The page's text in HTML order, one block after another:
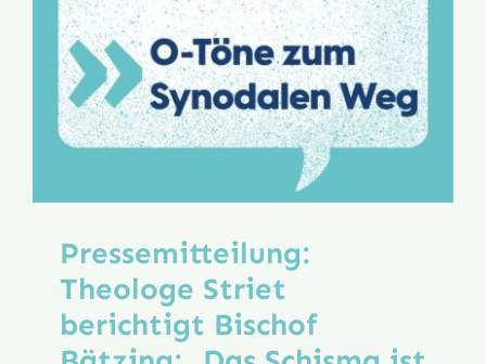
Pressemitteilung:
Theologe Striet
berichtigt Bischof